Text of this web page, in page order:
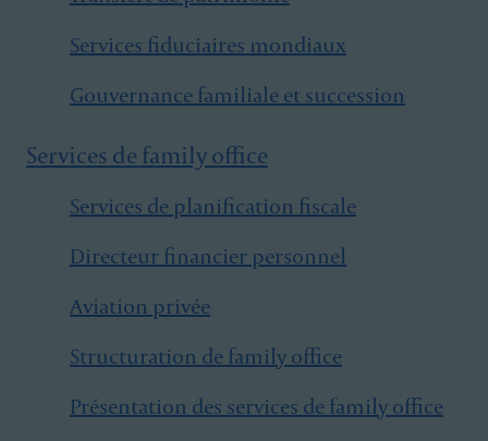
Services fiduciaires mondiaux
Gouvernance familiale et succession
Services de family office
Services de planification fiscale
Directeur financier personnel
Aviation privée
Structuration de family office
Présentation des services de family office